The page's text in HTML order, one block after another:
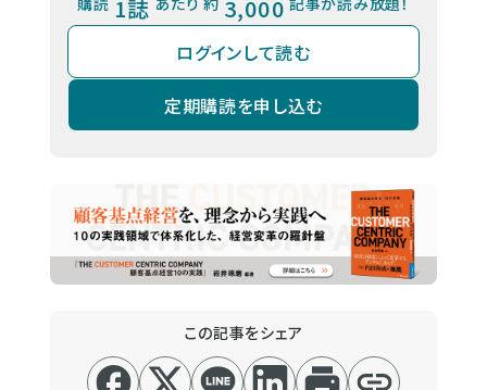
1誌 3,000
ログインして読む
定期購読を申し込む
この記事をシェア